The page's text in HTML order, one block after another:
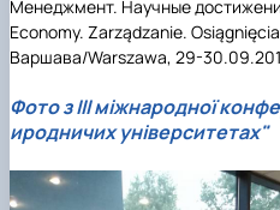
Менеджмент. Научные
Economy. Zarządzanie.
Варшава/Warszawa, 29-
Фото з ІІІ міжнародної
иродничих університетах"